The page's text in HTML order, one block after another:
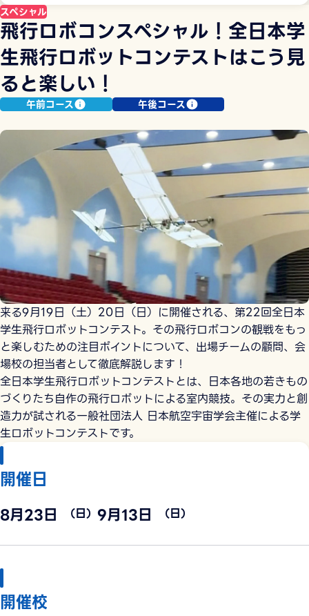
スペシャル
飛行ロボコンスペシャル！全日本学
生飛行ロボットコンテストはこう見
ると楽しい！
午前コース 午後コース
来る9月19日（土）20日（日）に開催される、第22回全日本
学生飛行ロボットコンテスト。その飛行ロボコンの観戦をもっ
と楽しむための注目ポイントについて、出場チームの顧問、会
場校の担当者として徹底解説します！
全日本学生飛行ロボットコンテストとは、日本各地の若きもの
づくりたち自作の飛行ロボットによる室内競技。その実力と創
造力が試される一般社団法人 日本航空宇宙学会主催による学
生ロボットコンテストです。
開催日
8月23日 （日）9月13日 （日）
開催校